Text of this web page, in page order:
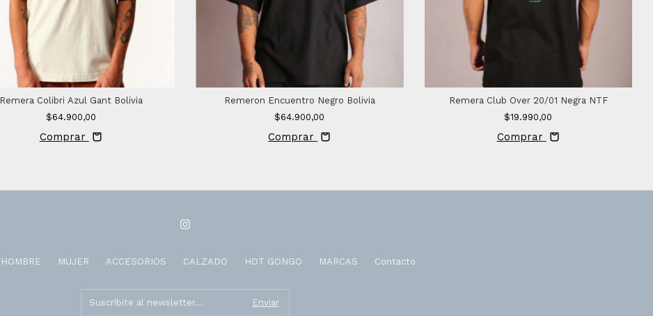
Remera Colibri Azul Gant Bolivia
$64.900,00
Comprar
Remeron Encuentro Negro Bolivia
$64.900,00
Comprar
Remera Club Over 20/01 Negra NTF
$19.990,00
Comprar
HOMBRE MUJER ACCESORIOS CALZADO HOT GONGO MARCAS Contacto